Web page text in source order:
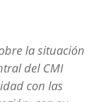
la situación
del CMI
con las